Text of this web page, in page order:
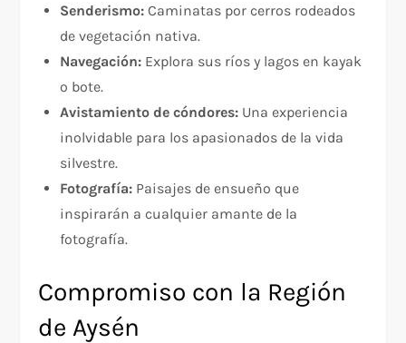
Senderismo: Caminatas por cerros rodeados
de vegetación nativa.
Navegación: Explora sus ríos y lagos en kayak
o bote.
Avistamiento de cóndores: Una experiencia
inolvidable para los apasionados de la vida
silvestre.
Fotografía: Paisajes de ensueño que
inspirarán a cualquier amante de la
fotografía.
Compromiso con la Región
de Aysén